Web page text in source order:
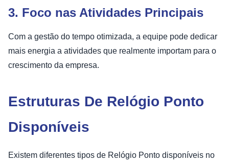
3. Foco nas Atividades Principais
Com a gestão do tempo otimizada, a equipe pode dedicar
mais energia a atividades que realmente importam para o
crescimento da empresa.
Estruturas De Relógio Ponto
Disponíveis
Existem diferentes tipos de Relógio Ponto disponíveis no